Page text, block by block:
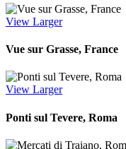
View Larger
Vue sur Grasse, France
View Larger
Ponti sul Tevere, Roma